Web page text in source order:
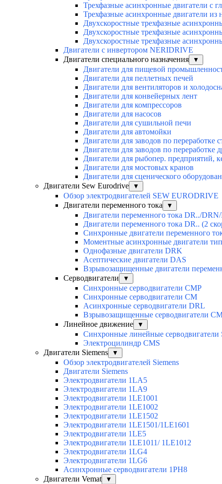
Трехфазные асинхронные двигатели с
Трехфазные асинхронные двигатели
Двухскоростные трехфазные
Двухскоростные трехфазные
Двухскоростные трехфазные
Двигатели с инвертором NERIDRIVE
Двигатели специального назначения
▼
Двигатели для пищевой
Двигатели для пеллетных печей
Двигатели для вентиляторов и
Двигатели для конвейерных лент
Двигатели для компрессоров
Двигатели для насосов
Двигатели для сушильной печи
Двигатели для автомойки
Двигатели для заводов по переработке
Двигатели для заводов по переработке
Двигатели для рыбопер. предприятий,
Двигатели для мостовых кранов
Двигатели для сценического
Двигатели Sew Eurodrive
▼
Обзор электродвигателей SEW EURODRIVE
Двигатели переменного тока
▼
Двигатели переменного тока DR../DRN/
Двигатели переменного тока DR.. (2
Синхронные двигатели переменного
Моментные асинхронные двигатели
Однофазные двигатели DRK
Асептические двигатели DAS
Взрывозащищенные двигатели
Серводвигатели
▼
Синхронные серводвигатели CMP
Синхронные серводвигатели CM
Асинхронные серводвигатели DRL
Взрывозащищенные серводвигатели
Линейное движение
▼
Синхронные линейные серводвигатели
Электроцилиндр CMS
Двигатели Siemens
▼
Обзор электродвигателей Siemens
Двигатели Siemens
Электродвигатели 1LA5
Электродвигатели 1LA9
Электродвигатели 1LE1001
Электродвигатели 1LE1002
Электродвигатели 1LE1502
Электродвигатели 1LE1501/1LE1601
Электродвигатели 1LE5
Электродвигатели 1LE1011/ 1LE1012
Электродвигатели 1LG4
Электродвигатели 1LG6
Асинхронные серводвигатели 1PH8
Двигатели Vemat
▼